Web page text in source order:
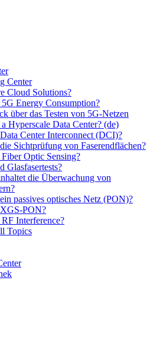
Center
Cloud Solutions?
Energy Consumption?
über das Testen von 5G-Netzen
Hyperscale Data Center? (de)
Center Interconnect (DCI)?
Sichtprüfung von Faserendflächen?
Optic Sensing?
Glasfasertests?
die Überwachung von
passives optisches Netz (PON)?
PON?
Interference?
Topics